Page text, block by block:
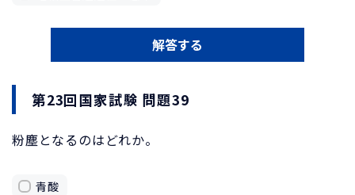
解答する
第23回国家試験 問題39
粉塵となるのはどれか。
青酸